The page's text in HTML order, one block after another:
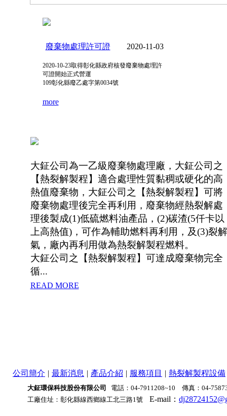
廢棄物處理許可證 2020-11-03
2020-10-23取得彰化縣政府核發廢棄物處理許
可證開始正式營運
109彰化縣廢乙處字第0034號
more
大鉦公司為一乙級廢棄物處理廠，大鉦公司之
【熱裂解製程】適合處理性質黏稠或硬化的高
熱值廢棄物，大鉦公司之【熱裂解製程】可將
廢棄物處理後完全再利用，廢棄物經熱裂解處
理後製成(1)低硫燃料油產品， (2)碳渣(5仟卡以
上高熱值)，可作為輔助燃料再利用，及(3)裂解
氣，廠內再利用做為熱裂解製程燃料。
大鉦公司之【熱裂解製程】可達成廢棄物完全
循...
READ MORE
公司簡介 | 最新消息 | 產品介紹 | 服務項目 | 熱裂解製程設備
大鉦環保科技股份有限公司
電話：04-7911208~10 傳真：04-
工廠住址 ： 彰化縣線西鄉線工北三路1號 E-mail：